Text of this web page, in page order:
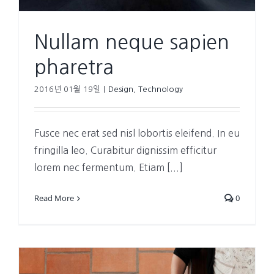
Nullam neque sapien
pharetra
2016년 01월 19일 Design Technology
Fusce nec erat sed nisl lobortis eleifend. In eu
fringilla leo. Curabitur dignissim efficitur
lorem nec fermentum. Etiam [...]
Read More 0